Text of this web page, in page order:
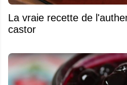
La vraie recette de
castor